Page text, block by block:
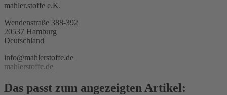
mahler.stoffe e.K.
Wendenstraße 388-392
20537 Hamburg
Deutschland
info@mahlerstoffe.de
mahlerstoffe.de
Das passt zum angezeigten Artikel: